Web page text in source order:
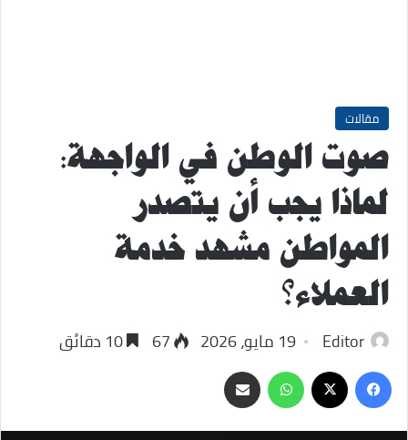
مقالات
صوت الوطن في الواجهة:
لماذا يجب أن يتصدر
المواطن مشهد خدمة
العملاء؟
Editor 19 مايو، 2026 67
فيسبوك
‫X واتسابمشاركة
عبر
البريد